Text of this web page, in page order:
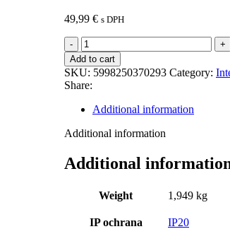
49,99 € s DPH
Minka
-
Dekoračné
svietidlá
quantity
Add to cart
SKU: 5998250370293 Category:
Share:
Additional information
Additional information
Additional
Weight 1,949 kg
IP ochrana IP20